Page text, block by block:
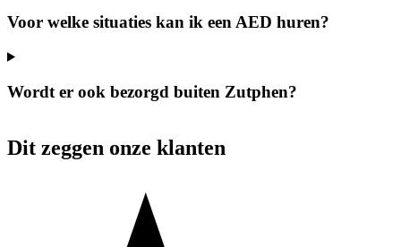
Voor welke situaties kan ik een AED huren?
Wordt er ook bezorgd buiten Zutphen?
Dit zeggen onze klanten